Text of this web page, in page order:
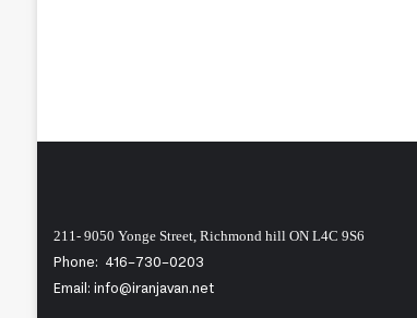
211- 9050 Yonge Street, Richmond hill ON L4C 9S6
Phone: 416-730-0203
Email: info@iranjavan.net